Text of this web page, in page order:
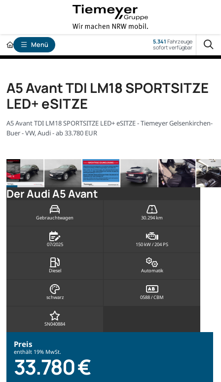
Menü 5.341 Fahrzeuge
sofort verfügbar
A5 Avant TDI LM18 SPORTSITZE
LED+ eSITZE
A5 Avant TDI LM18 SPORTSITZE LED+ eSITZE - Tiemeyer Gelsenkirchen-
Buer - VW, Audi - ab 33.780 EUR
Der Audi A5 Avant
Gebrauchtwagen 30.294 km
07/2025 150 kW / 204 PS
Diesel Automatik
schwarz 0588 / CBM
SN040884
Preis
enthält 19% MwSt.
33.780 €